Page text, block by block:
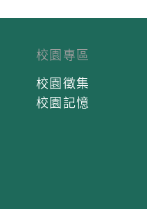
校園專區
校園徵集
校園記憶